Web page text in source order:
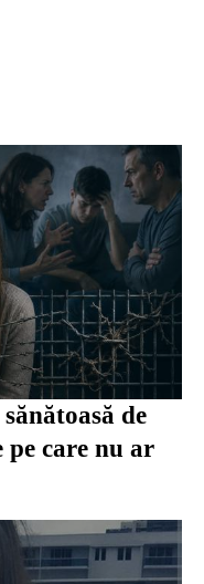
de
pe care nu ar